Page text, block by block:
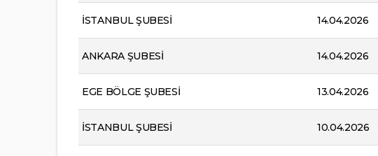
İSTANBUL ŞUBESİ 14.04.2026
ANKARA ŞUBESİ 14.04.2026
EGE BÖLGE ŞUBESİ 13.04.2026
İSTANBUL ŞUBESİ 10.04.2026